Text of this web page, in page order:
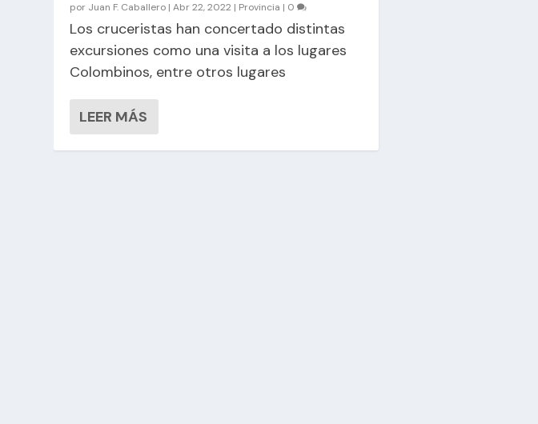
por Juan F. Caballero |Abr 22, 2022 | Provincia | 0
Los cruceristas han concertado distintas
excursiones como una visita a los lugares
Colombinos, entre otros lugares
LEER MÁS